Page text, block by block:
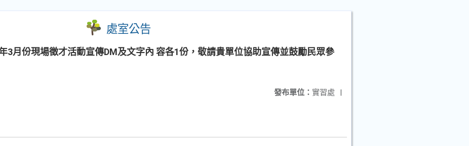
處室公告
3月份現場徵才活動宣傳DM及文字內 容各1份，敬請貴單位協助宣傳並鼓勵民眾參
發布單位： 實習處 |